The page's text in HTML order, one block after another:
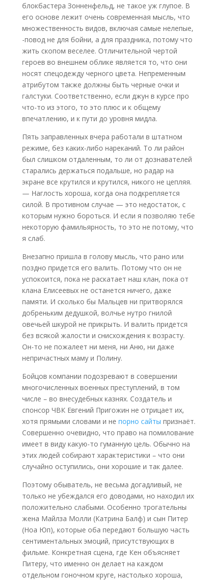
блокбастера Зонненфельд, не такое уж глупое. В
его основе лежит очень современная мысль, что
множественность видов, включая самые нелепые,
-повод не для бойни, а для праздника, потому что
жить скопом веселее. Отличительной чертой
героев во внешнем облике является то, что они
носят спецодежду черного цвета. Непременным
атрибутом также должны быть черные очки и
галстуки. Соответственно, если джун в курсе про
что-то из этого, то это плюс и к общему
впечатлению, и к пути до уровня мидла.
Пять заправленных вчера работали в штатном
режиме, без каких-либо нареканий. То ли район
был слишком отдаленным, то ли от дознавателей
старались держаться подальше, но радар на
экране все крутился и крутился, никого не цепляя.
— Наглость хороша, когда она подкрепляется
силой. В противном случае — это недостаток, с
которым нужно бороться. И если я позволяю тебе
некоторую фамильярность, то это не потому, что
я слаб.
Внезапно пришла в голову мысль, что рано или
поздно придется его валить. Потому что он не
успокоится, пока не раскатает наш клан, пока от
клана Елисеевых не останется ничего, даже
памяти. И сколько бы Мальцев ни притворялся
добреньким дедушкой, волчье нутро гнилой
овечьей шкурой не прикрыть. И валить придется
без всякой жалости и снисхождения к возрасту.
Он-то не пожалеет ни меня, ни Аню, ни даже
непричастных маму и Полину.
Бойцов компании подозревают в совершении
многочисленных военных преступлений, в том
числе – во внесудебных казнях. Создатель и
спонсор ЧВК Евгений Пригожин не отрицает их,
хотя прямыми словами и не порно сайты признаёт.
Совершенно очевидно, что право на помилование
имеет в виду какую-то гуманную цель. Обычно на
этих людей собирают характеристики – что они
случайно оступились, они хорошие и так далее.
Поэтому обыватель, не весьма догадливый, не
только не убеждался его доводами, но находил их
положительно слабыми. Особенно трогательны
жена Майлза Молли (Катрина Балф) и сын Питер
(Ноа Юп), которые оба передают большую часть
сентиментальных эмоций, присутствующих в
фильме. Конкретная сцена, где Кен объясняет
Питеру, что именно он делает на каждом
отдельном гоночном круге, настолько хороша,